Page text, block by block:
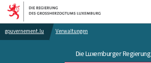
Zur Hauptnavigation
Zum Inhalt
gouvernement.lu Verwaltungen
Die Luxemburger Regierung